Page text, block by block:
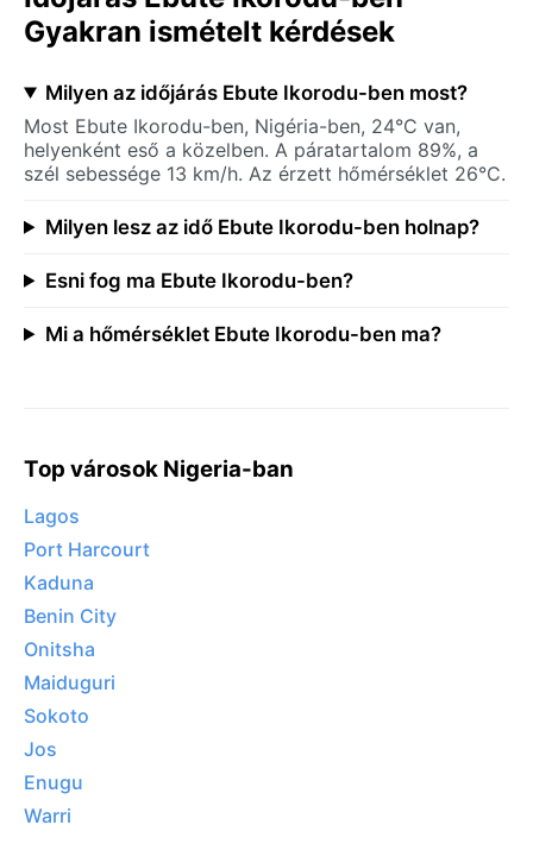
Gyakran ismételt kérdések
Milyen az időjárás Ebute Ikorodu-ben most?
Most Ebute Ikorodu-ben, Nigéria-ben, 24°C van,
helyenként eső a közelben. A páratartalom 89%, a
szél sebessége 13 km/h. Az érzett hőmérséklet 26°C.
Milyen lesz az idő Ebute Ikorodu-ben holnap?
Esni fog ma Ebute Ikorodu-ben?
Mi a hőmérséklet Ebute Ikorodu-ben ma?
Top városok Nigeria-ban
Lagos
Port Harcourt
Kaduna
Benin City
Onitsha
Maiduguri
Sokoto
Jos
Enugu
Warri